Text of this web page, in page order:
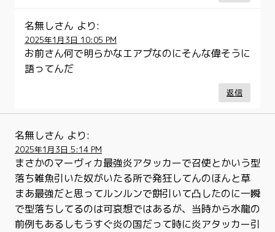
名無しさん より:
2025年1月3日 10:05 PM
お前さん何で明らかなエアプなのにそんな偉そうに
語ってんだ
返信
名無しさん より:
2025年1月3日 5:14 PM
まさかのマーヴィカ最強炎アタッカーで召使とかいう型
落ち雑魚引いた奴がいたる所で発狂してんのほんと草
まあ最強だと思ってルンルンで餅引いて凸したのに一瞬
で型落ちしてるのは可哀想ではあるが、当時から水龍の
前例もあるしもうすぐ炎の国だって時に炎アタッカー引